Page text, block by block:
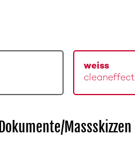
weiss
cleaneffect
Dokumente/Massskizzen